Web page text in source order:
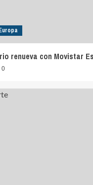
renueva con Movistar
0